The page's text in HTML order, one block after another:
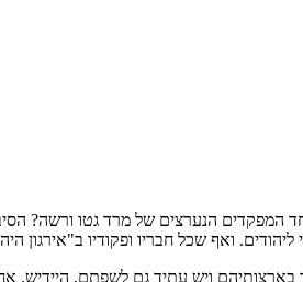
הנערצים של מרד גטו ורשה?
ואף שכל חבריו ופקודיו
ויש עתיד גם לשפתם, היידיש.